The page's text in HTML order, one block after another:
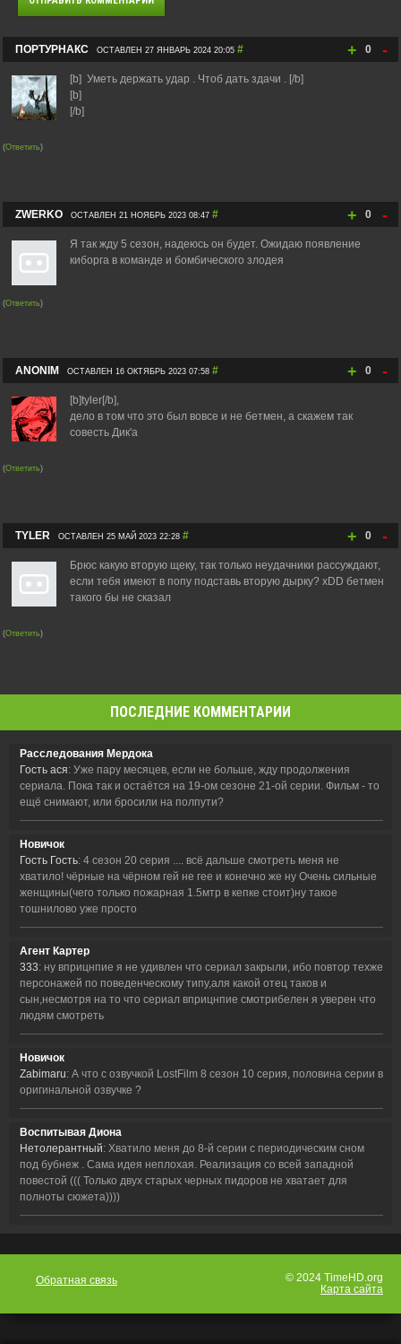
+ 0 -
ПОРТУРНАКС ОСТАВЛЕН 27 ЯНВАРЬ 2024 20:05 #
[b] Уметь держать удар . Чтоб дать здачи . [/b]
[b]
[/b]
(Ответить)
+ 0 -
ZWERKO ОСТАВЛЕН 21 НОЯБРЬ 2023 08:47 #
Я так жду 5 сезон, надеюсь он будет. Ожидаю появление
киборга в команде и бомбического злодея
(Ответить)
+ 0 -
ANONIM ОСТАВЛЕН 16 ОКТЯБРЬ 2023 07:58 #
[b]tyler[/b],
дело в том что это был вовсе и не бетмен, а скажем так
совесть Дик'а
(Ответить)
+ 0 -
TYLER ОСТАВЛЕН 25 МАЙ 2023 22:28 #
Брюс какую вторую щеку, так только неудачники рассуждают,
если тебя имеют в попу подставь вторую дырку? xDD бетмен
такого бы не сказал
(Ответить)
ПОСЛЕДНИЕ КОММЕНТАРИИ
Расследования Мердока
Гость ася: Уже пару месяцев, если не больше, жду продолжения
сериала. Пока так и остаётся на 19-ом сезоне 21-ой серии. Фильм - то
ещё снимают, или бросили на полпути?
Новичок
Гость Гость: 4 сезон 20 серия .... всё дальше смотреть меня не
хватило! чёрные на чёрном гей не гее и конечно же ну Очень сильные
женщины(чего только пожарная 1.5мтр в кепке стоит)ну такое
тошнилово уже просто
Агент Картер
333: ну вприцнпие я не удивлен что сериал закрыли, ибо повтор техже
персонажей по поведенческому типу,аля какой отец таков и
сын,несмотря на то что сериал вприцнпие смотрибелен я уверен что
людям смотреть
Новичок
Zabimaru: А что с озвучкой LostFilm 8 сезон 10 серия, половина серии в
оригинальной озвучке ?
Воспитывая Диона
Нетолерантный: Хватило меня до 8-й серии с периодическим сном
под бубнеж . Сама идея неплохая. Реализация со всей западной
повестой ((( Только двух старых черных пидоров не хватает для
полноты сюжета))))
Обратная связь
© 2024 TimeHD.org
Карта сайта